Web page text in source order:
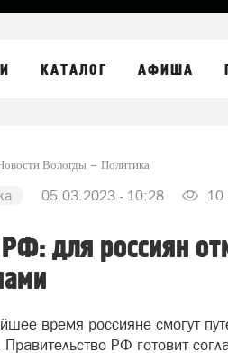
КАТАЛОГ АФИША
Вологды Политика
05.03.2023 - 10:28 10
для россиян
время россияне смогут
РФ готовит